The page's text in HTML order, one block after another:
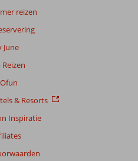
reizen
June
& Resorts
Inspiratie